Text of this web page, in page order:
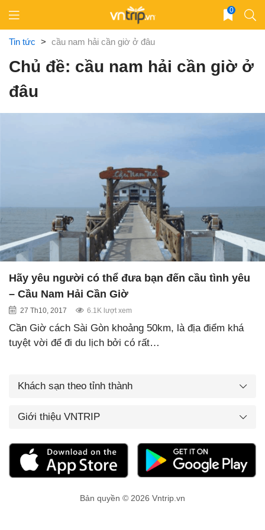
content
0
Tin tức > cầu nam hải cần giờ ở đâu
Chủ đề: cầu nam hải cần giờ ở
đâu
Hãy yêu người có thể đưa bạn đến cầu tình yêu
– Cầu Nam Hải Cần Giờ
27 Th10, 2017 6.1K lượt xem
Cần Giờ cách Sài Gòn khoảng 50km, là địa điểm khá
tuyệt vời để đi du lịch bởi có rất…
Khách sạn theo tỉnh thành
Giới thiệu VNTRIP
Bản quyền © 2026 Vntrip.vn